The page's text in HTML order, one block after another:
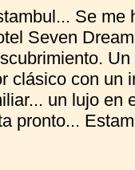
Se me
Seven
clásico con un
un lujo en
pronto...